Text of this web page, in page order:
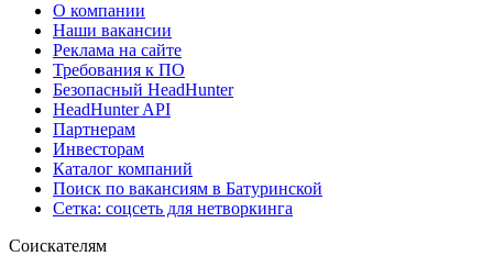
О компании
Наши вакансии
Реклама на сайте
Требования к ПО
Безопасный HeadHunter
HeadHunter API
Партнерам
Инвесторам
Каталог компаний
Поиск по вакансиям в Батуринской
Сетка: соцсеть для нетворкинга
Соискателям